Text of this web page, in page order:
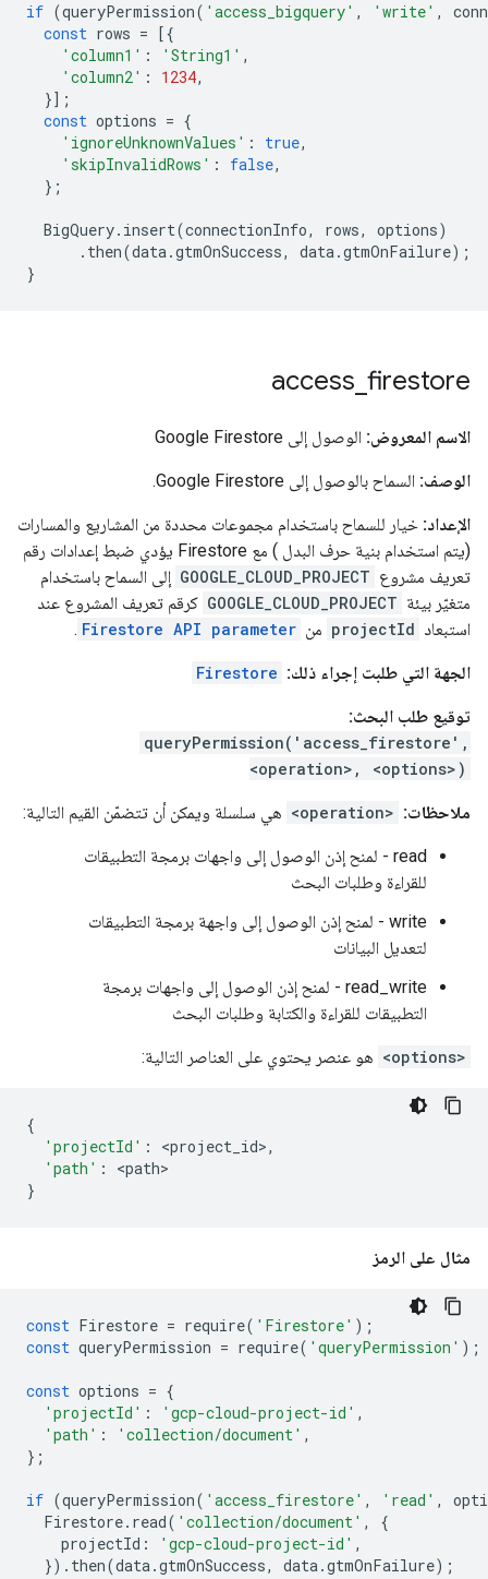
if (queryPermission( 'access_bigquery' , 'write' ,
const rows = [{
'column1' : 'String1' ,
'column2' : 1234,
}];
const options = {
'ignoreUnknownValues' : true,
'skipInvalidRows' : false,
};
BigQuery. insert(connectionInfo, rows, options)
. then(data.gtmOnSuccess, data.gtmOnFailure);
}
access firestore
الاسم المعروض: الوصول إلى Google Firestore
الوصف: السماح بالوصول إلى Google Firestore.
الإعداد: خيار للسماح باستخدام مجموعات محددة من المشاريع والمسارات
(يتم استخدام بنية حرف البدل ) مع Firestore يؤدي ضبط إعدادات رقم
تعريف مشروع GOOGLE_CLOUD_PROJECT إلى السماح باستخدام
متغيّر بيئة GOOGLE_CLOUD_PROJECT كرقم تعريف المشروع عند
استبعاد projectId من Firestore API parameter
.
الجهة التي طلبت إجراء ذلك: Firestore
توقيع طلب البحث:
queryPermission('access_firestore',
<operation>, <options>)
ملاحظات: <operation> هي سلسلة ويمكن أن تتضمّن القيم التالية:
read - لمنح إذن الوصول إلى واجهات برمجة التطبيقات
للقراءة وطلبات البحث
write - لمنح إذن الوصول إلى واجهة برمجة التطبيقات
لتعديل البيانات
read_write - لمنح إذن الوصول إلى واجهات برمجة
التطبيقات للقراءة والكتابة وطلبات البحث
<options> هو عنصر يحتوي على العناصر التالية:
{
'projectId' : <project_id>,
'path' : <path
}
مثال على الرمز
const Firestore = require( 'Firestore' );
const queryPermission = require( 'queryPermission' );
const options = {
'projectId' : 'gcp-cloud-project-id' ,
'path' : 'collection/document' ,
};
if (queryPermission( 'access_firestore' , 'read' ,
Firestore. read( 'collection/document' ,
{
projectId : 'gcp-cloud-project-id' ,
}). then(data.gtmOnSuccess, data.gtmOnFailure);